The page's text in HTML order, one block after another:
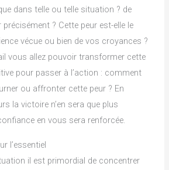
dans telle ou telle situation ? de
? Cette peur est-elle le
vécue ou bien de vos croyances ?
vous allez pouvoir transformer cette
pour passer à l’action : comment
ou affronter cette peur ? En
la victoire n’en sera que plus
en vous sera renforcée.
l’essentiel
il est primordial de concentrer